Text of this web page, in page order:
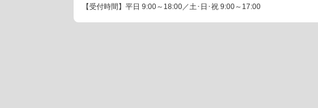
【受付時間】平日 9:00～18:00／土･日･祝 9:00～17:00